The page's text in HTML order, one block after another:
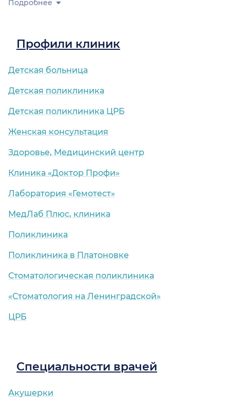
Подробнее
Профили клиник
Детская больница
Детская поликлиника
Детская поликлиника ЦРБ
Женская консультация
Здоровье, Медицинский центр
Клиника «Доктор Профи»
Лаборатория «Гемотест»
МедЛаб Плюс, клиника
Поликлиника
Поликлиника в Платоновке
Стоматологическая поликлиника
«Стоматология на Ленинградской»
ЦРБ
Специальности врачей
Акушерки